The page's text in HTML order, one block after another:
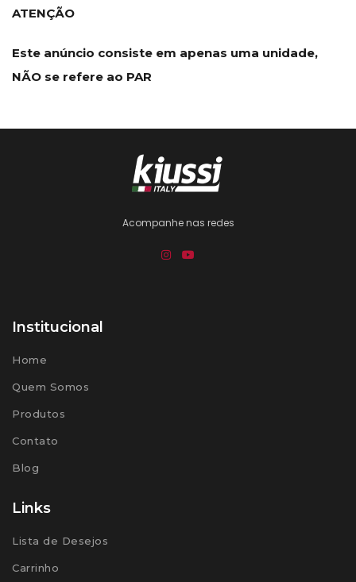
ATENÇÃO
Este anúncio consiste em apenas uma unidade,
NÃO se refere ao PAR
Acompanhe nas redes
Institucional
Home
Quem Somos
Produtos
Contato
Blog
Links
Lista de Desejos
Carrinho